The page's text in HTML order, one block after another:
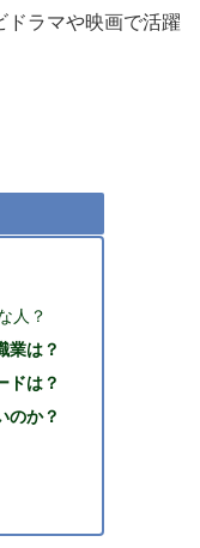
ドラマや映画で活躍
人？
業は？
ドは？
のか？